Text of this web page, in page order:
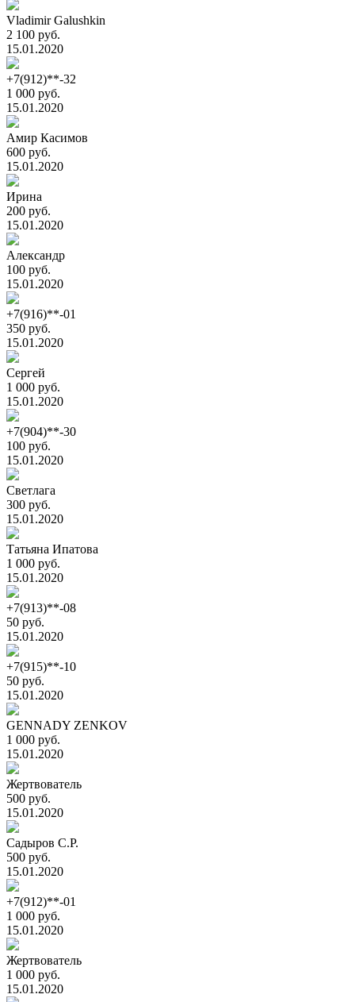
Vladimir Galushkin
2 100 руб.
15.01.2020
+7(912)**-32
1 000 руб.
15.01.2020
Амир Касимов
600 руб.
15.01.2020
Ирина
200 руб.
15.01.2020
Александр
100 руб.
15.01.2020
+7(916)**-01
350 руб.
15.01.2020
Сергей
1 000 руб.
15.01.2020
+7(904)**-30
100 руб.
15.01.2020
Светлага
300 руб.
15.01.2020
Татьяна Ипатова
1 000 руб.
15.01.2020
+7(913)**-08
50 руб.
15.01.2020
+7(915)**-10
50 руб.
15.01.2020
GENNADY ZENKOV
1 000 руб.
15.01.2020
Жертвователь
500 руб.
15.01.2020
Садыров С.Р.
500 руб.
15.01.2020
+7(912)**-01
1 000 руб.
15.01.2020
Жертвователь
1 000 руб.
15.01.2020